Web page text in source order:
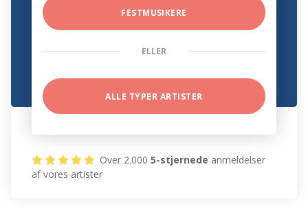
FESTMUSIKERE
ELLER
ALLE TYPER ARTISTER
Over 2.0005-stjernede anmeldelser
af vores artister